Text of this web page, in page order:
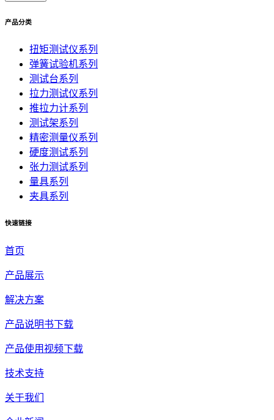
产品分类
扭矩测试仪系列
弹簧试验机系列
测试台系列
拉力测试仪系列
推拉力计系列
测试架系列
精密测量仪系列
硬度测试系列
张力测试系列
量具系列
夹具系列
快速链接
首页
产品展示
解决方案
产品说明书下载
产品使用视频下载
技术支持
关于我们